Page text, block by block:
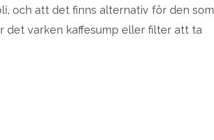
och att det finns alternativ för den som
det varken kaffesump eller filter att ta